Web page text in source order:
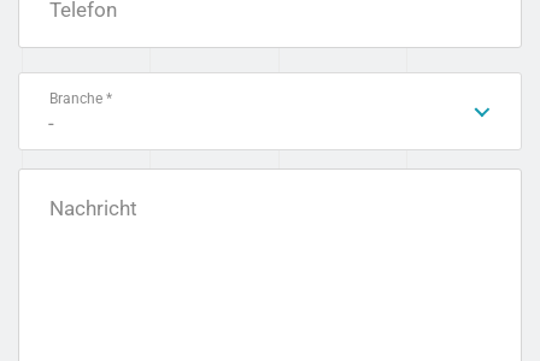
Telefon
Branche *
-
Nachricht